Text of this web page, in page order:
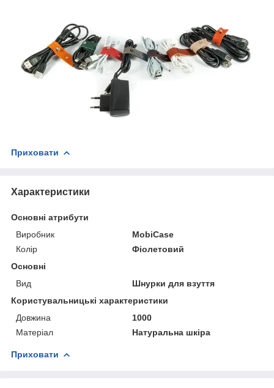
Приховати
Характеристики
Основні атрибути
Виробник
MobiCase
Колір
Фіолетовий
Основні
Вид
Шнурки для взуття
Користувальницькі характеристики
Довжина
1000
Матеріал
Натуральна шкіра
Приховати